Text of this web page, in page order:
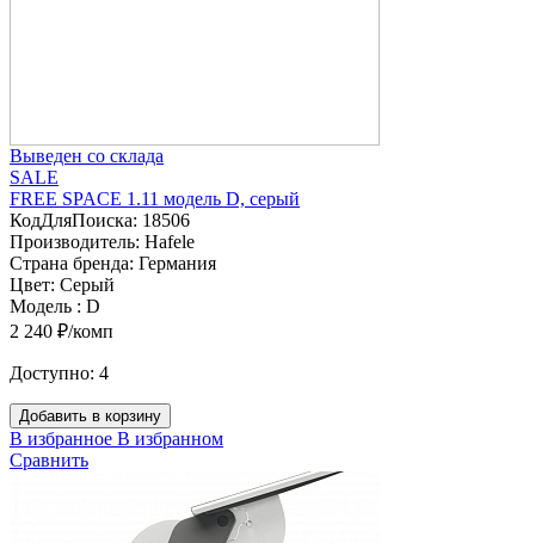
Выведен со склада
SALE
FREE SPACE 1.11 модель D, серый
КодДляПоиска: 18506
Производитель: Hafele
Страна бренда: Германия
Цвет: Серый
Модель : D
2 240 ₽/комп
Доступно: 4
Добавить в корзину
В избранное В избранном
Сравнить